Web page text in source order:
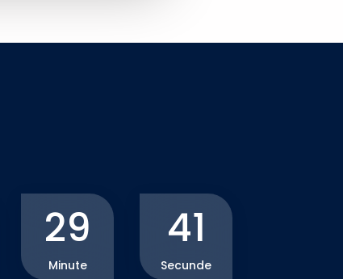
29
Minute
40
Secunde